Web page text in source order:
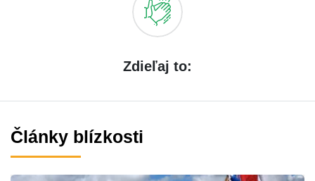
Zdieľaj to:
Články blízkosti